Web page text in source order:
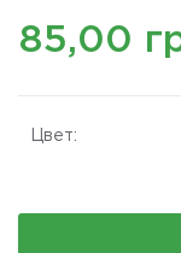
85,00
Цвет: